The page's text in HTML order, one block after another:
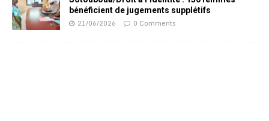
bénéficient de jugements supplétifs
21/06/2026 0 Comments